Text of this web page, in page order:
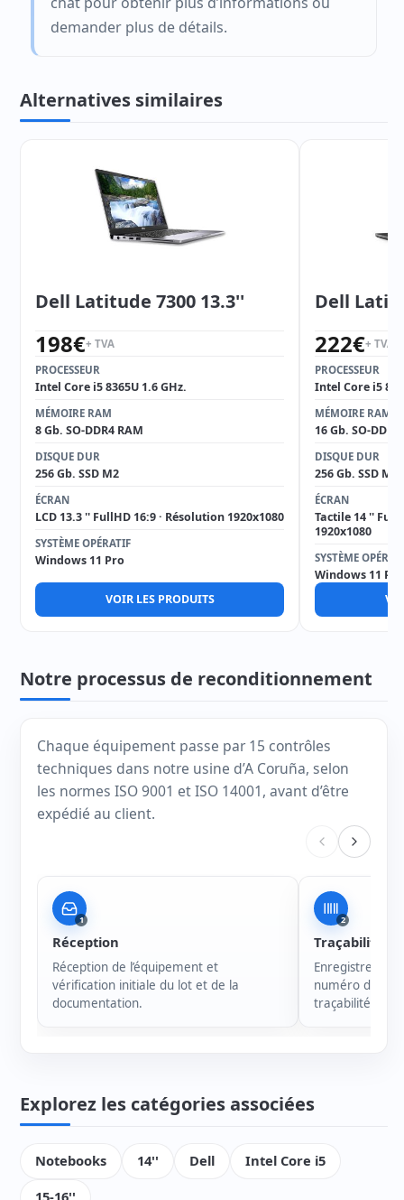
demander plus de détails.
Alternatives similaires
Dell Latitude 7300 13.3''
198€+ TVA
PROCESSEUR
Intel Core i5 8365U 1.6 GHz.
MÉMOIRE RAM
8 Gb. SO-DDR4 RAM
DISQUE DUR
256 Gb. SSD M2
ÉCRAN
LCD 13.3 '' FullHD 16:9 · Résolution 1920x1080
SYSTÈME OPÉRATIF
Windows 11 Pro
VOIR LES PRODUITS
Dell
222€+ TVA
PROCESSEUR
Intel Core i5
MÉMOIRE RAM
16 Gb. SO-
DISQUE DUR
256 Gb. SSD M2
ÉCRAN
Tactile 14 ''
1920x1080
SYSTÈME
Windows 11 Pro
Notre processus de reconditionnement
Chaque équipement passe par 15 contrôles
techniques dans notre usine d’A Coruña, selon
les normes ISO 9001 et ISO 14001, avant d’être
expédié au client.
1
Réception
Réception de l’équipement et
vérification initiale du lot et de la
documentation.
2
Traçabilité
numéro de
traçabilité de
Explorez les catégories associées
Notebooks 14'' Dell
Intel Core i5